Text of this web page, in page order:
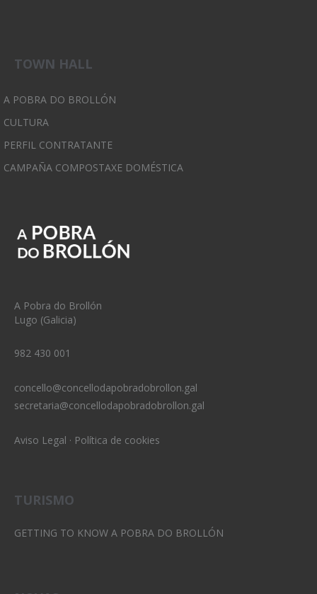
TOWN HALL
A POBRA DO BROLLÓN
CULTURA
PERFIL CONTRATANTE
CAMPAÑA COMPOSTAXE DOMÉSTICA
A Pobra do Brollón
Lugo (Galicia)
982 430 001
concello@concellodapobradobrollon.gal
secretaria@concellodapobradobrollon.gal
Aviso Legal · Política de cookies
TURISMO
GETTING TO KNOW A POBRA DO BROLLÓN